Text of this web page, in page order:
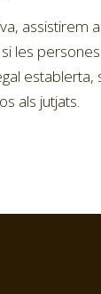
assistirem
les
als jutjats.